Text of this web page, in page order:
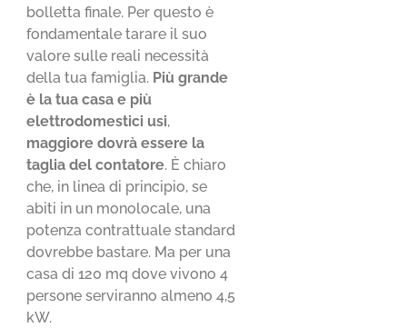
bolletta finale. Per questo è
fondamentale tarare il suo
valore sulle reali necessità
della tua famiglia. Più grande
è la tua casa e più
elettrodomestici usi,
maggiore dovrà essere la
taglia del contatore. È chiaro
che, in linea di principio, se
abiti in un monolocale, una
potenza contrattuale standard
dovrebbe bastare. Ma per una
casa di 120 mq dove vivono 4
persone serviranno almeno 4,5
kW.